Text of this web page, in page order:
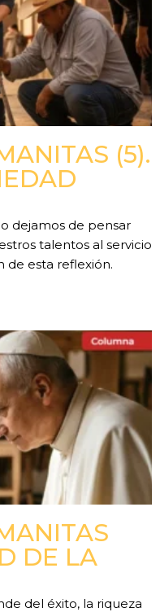
(5).
dejamos de pensar
talentos al servicio
de esta reflexión.
DE LA
del éxito, la riqueza